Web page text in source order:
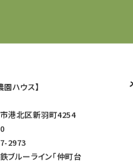
ハウス】
港北区新羽町4254
2973
ブルーライン「仲町台